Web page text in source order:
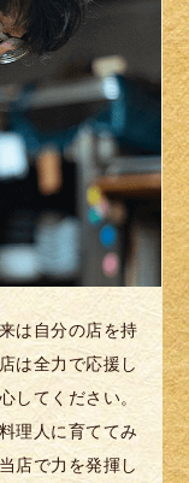
は自分の店を持
は全力で応援し
してください。
理人に育ててみ
店で力を発揮し